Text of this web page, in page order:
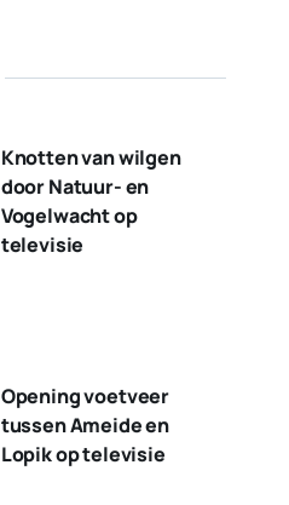
Knotten van wilgen
door Natuur- en
Vogelwacht op
televisie
Opening voetveer
tussen Ameide en
Lopik op televisie